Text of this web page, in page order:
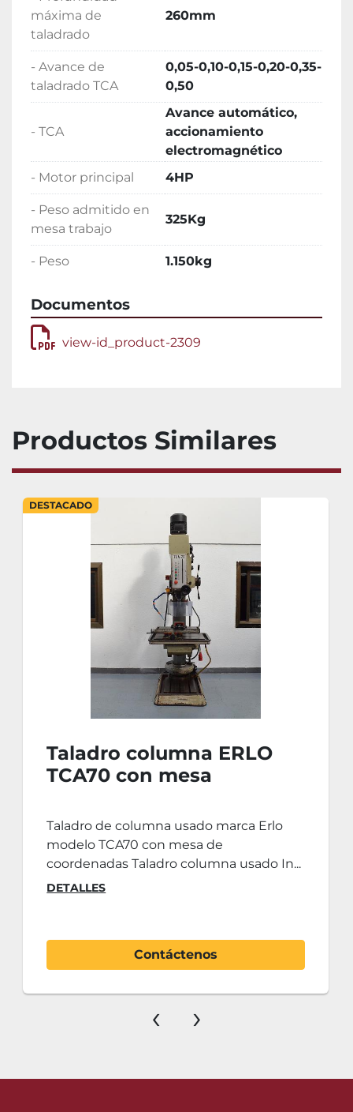
máxima de
taladrado
260mm
- Avance de
taladrado TCA
0,05-0,10-0,15-0,20-0,35-
0,50
- TCA
Avance automático,
accionamiento
electromagnético
- Motor principal
4HP
- Peso admitido en
mesa trabajo
325Kg
- Peso 1.150kg
Documentos
view-id_product-2309
Productos Similares
DESTACADO
Taladro columna ERLO
TCA70 con mesa
Taladro de columna usado marca Erlo
modelo TCA70 con mesa de
coordenadas Taladro columna usado In...
DETALLES
Contáctenos
‹ ›